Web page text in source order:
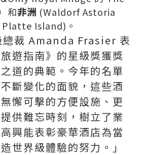
和非洲 (Waldorf Astoria
Island)。
裁 Amanda Frasier 表
遊指南》的星級獎獲獎
道的典範。今年的名單
斷變化的面貌，這些酒
懈可擊的方便設施、更
供難忘時刻，樹立了業
興能表彰豪華酒店為當
世界級體驗的努力。」